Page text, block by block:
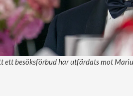
ett besöksförbud har utfärdats mot